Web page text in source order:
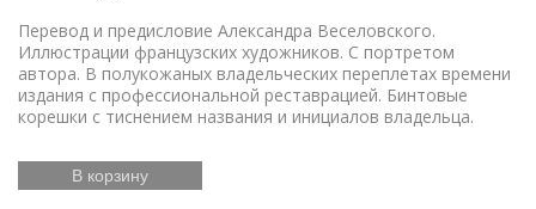
Перевод и предисловие Александра Веселовского.
Иллюстрации французских художников. С портретом
автора. В полукожаных владельческих переплетах времени
издания с профессиональной реставрацией. Бинтовые
корешки с тиснением названия и инициалов владельца.
В корзину